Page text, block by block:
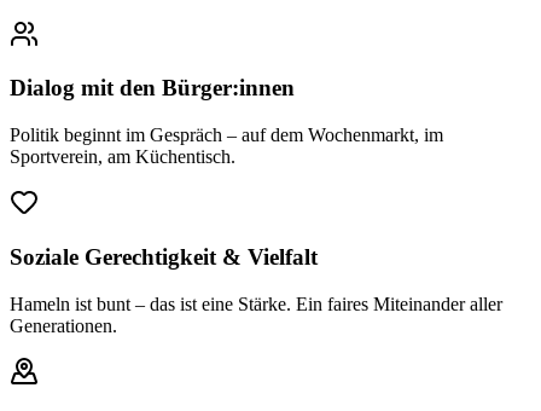
Dialog mit den Bürger:innen
Politik beginnt im Gespräch – auf dem Wochenmarkt, im
Sportverein, am Küchentisch.
Soziale Gerechtigkeit & Vielfalt
Hameln ist bunt – das ist eine Stärke. Ein faires Miteinander aller
Generationen.